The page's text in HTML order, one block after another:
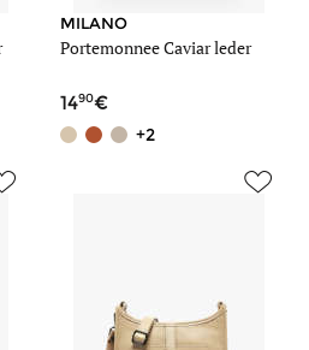
MILANO
Portemonnee Caviar leder
1490
+2